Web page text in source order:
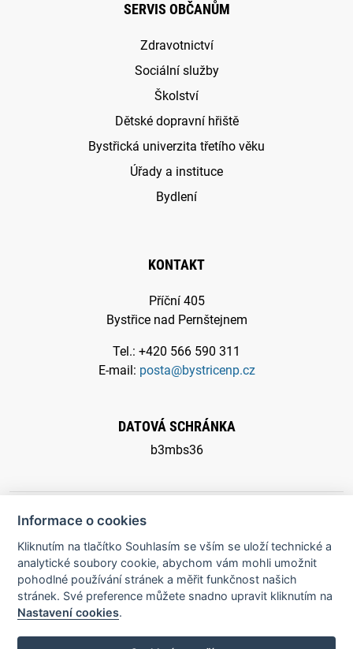
Informace o cookies
Kliknutím na tlačítko Souhlasím se vším se uloží technické a
analytické soubory cookie, abychom vám mohli umožnit
pohodlné používání stránek a měřit funkčnost našich
stránek. Své preference můžete snadno upravit kliknutím na
Nastavení cookies.
SERVIS OBČANŮM
Zdravotnictví
Sociální služby
Školství
Dětské dopravní hřiště
Bystřická univerzita třetího věku
Úřady a instituce
Bydlení
KONTAKT
Příční 405
Bystřice nad Pernštejnem
Tel.: +420 566 590 311
E-mail: posta@bystricenp.cz
DATOVÁ SCHRÁNKA
b3mbs36
© 2026 Město Bystřice nad Pernštejnem - všechna práva
vyhrazena |Prohlášení o přístupnosti